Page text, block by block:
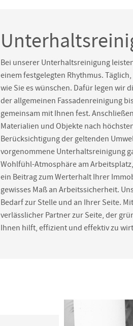
Bei unserer Unterhaltsreinigung
einem festgelegten Rhythmus.
wie Sie es wünschen. Dafür legen wir
der allgemeinen Fassadenreinigung
gemeinsam mit Ihnen fest.
Materialien und Objekte nach
Berücksichtigung der geltenden
vorgenommene Unterhaltsreinigung
Wohlfühl-Atmosphäre am
ein Beitrag zum Werterhalt Ihrer
gewisses Maß an Arbeitssicherheit.
Bedarf zur Stelle und an Ihrer Seite.
verlässlicher Partner zur Seite, der
Ihnen hilft, effizient und effektiv zu